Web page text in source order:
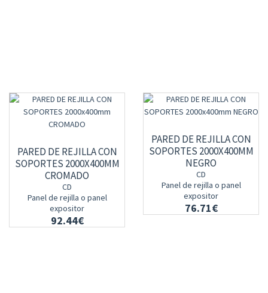
PARED DE REJILLA CON
SOPORTES 2000X400MM
CROMADO
CD
Panel de rejilla o panel
expositor
92.44€
PARED DE REJILLA CON
SOPORTES 2000X400MM
NEGRO
CD
Panel de rejilla o panel
expositor
76.71€